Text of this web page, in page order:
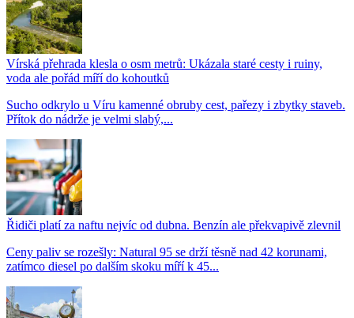
Vírská přehrada klesla o osm metrů: Ukázala staré cesty i ruiny,
voda ale pořád míří do kohoutků
Sucho odkrylo u Víru kamenné obruby cest, pařezy i zbytky staveb.
Přítok do nádrže je velmi slabý,...
Řidiči platí za naftu nejvíc od dubna. Benzín ale překvapivě zlevnil
Ceny paliv se rozešly: Natural 95 se drží těsně nad 42 korunami,
zatímco diesel po dalším skoku míří k 45...